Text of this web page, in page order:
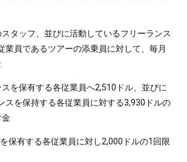
タッフ、並びに活動しているフリーランス
業員であるツアーの添乗員に対して、毎月
を保有する各従業員へ2,510ドル、並びに
スを保持する各従業員に対する3,930ドルの
保有する各従業員に対し2,000ドルの1回限